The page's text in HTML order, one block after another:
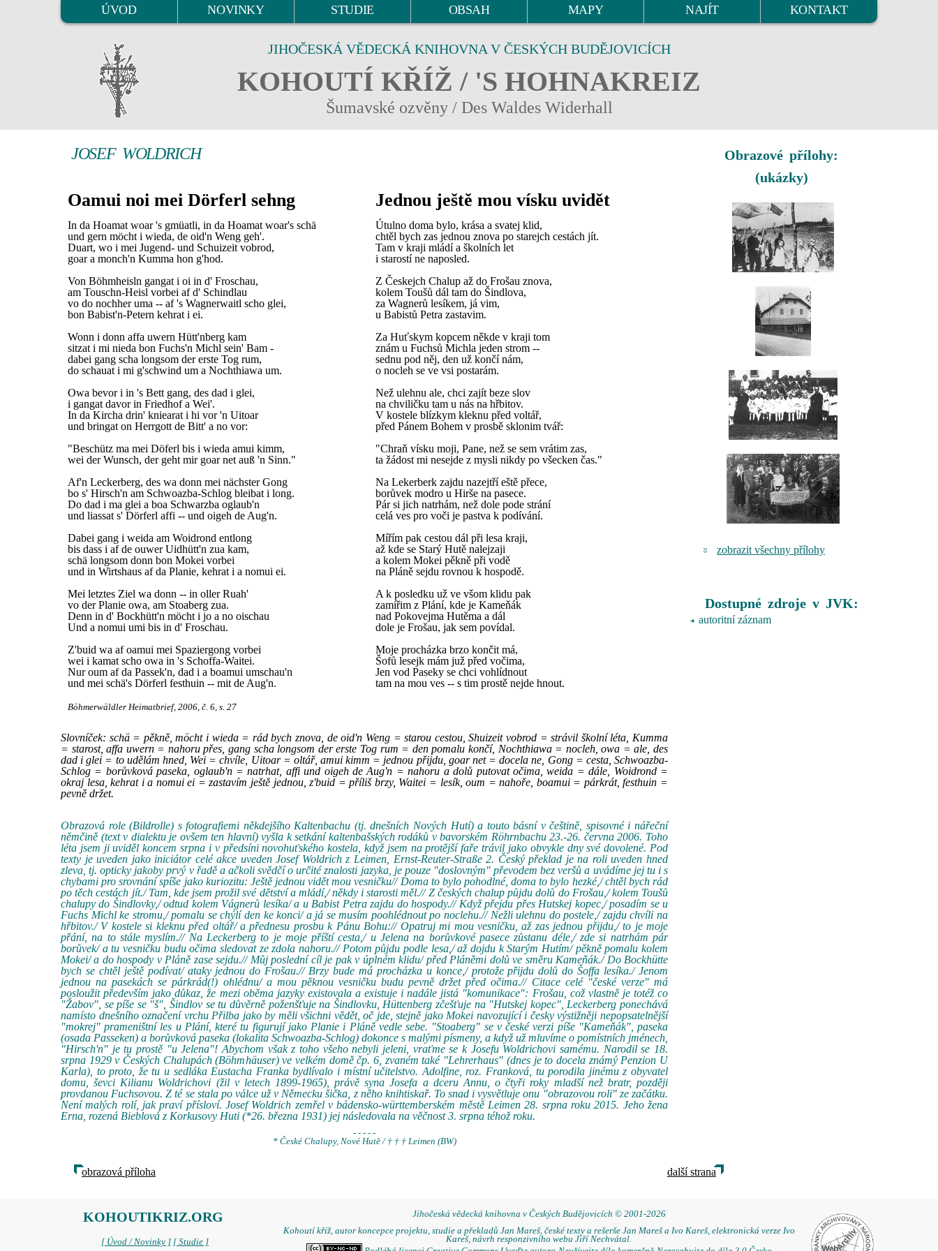
ÚVOD NOVINKY STUDIE OBSAH MAPY NAJÍT KONTAKT
JIHOČESKÁ VĚDECKÁ KNIHOVNA V ČESKÝCH BUDĚJOVICÍCH
KOHOUTÍ KŘÍŽ / 'S HOHNAKREIZ
Šumavské ozvěny / Des Waldes Widerhall
JOSEF WOLDRICH
Oamui noi mei Dörferl sehng
In da Hoamat woar 's gmüatli, in da Hoamat woar's schä
und gern möcht i wieda, de oid'n Weng geh'.
Duart, wo i mei Jugend- und Schuizeit vobrod,
goar a monch'n Kumma hon g'hod.
Von Böhmheisln gangat i oi in d' Froschau,
am Touschn-Heisl vorbei af d' Schindlau
vo do nochher uma -- af 's Wagnerwaitl scho glei,
bon Babist'n-Petern kehrat i ei.
Wonn i donn affa uwern Hütt'nberg kam
sitzat i mi nieda bon Fuchs'n Michl sein' Bam -
dabei gang scha longsom der erste Tog rum,
do schauat i mi g'schwind um a Nochthiawa um.
Owa bevor i in 's Bett gang, des dad i glei,
i gangat davor in Friedhof a Wei'.
In da Kircha drin' kniearat i hi vor 'n Uitoar
und bringat on Herrgott de Bitt' a no vor:
"Beschütz ma mei Döferl bis i wieda amui kimm,
wei der Wunsch, der geht mir goar net auß 'n Sinn."
Af'n Leckerberg, des wa donn mei nächster Gong
bo s' Hirsch'n am Schwoazba-Schlog bleibat i long.
Do dad i ma glei a boa Schwarzba oglaub'n
und liassat s' Dörferl affi -- und oigeh de Aug'n.
Dabei gang i weida am Woidrond entlong
bis dass i af de ouwer Uidhütt'n zua kam,
schä longsom donn bon Mokei vorbei
und in Wirtshaus af da Planie, kehrat i a nomui ei.
Mei letztes Ziel wa donn -- in oller Ruah'
vo der Planie owa, am Stoaberg zua.
Denn in d' Bockhütt'n möcht i jo a no oischau
Und a nomui umi bis in d' Froschau.
Z'buid wa af oamui mei Spaziergong vorbei
wei i kamat scho owa in 's Schoffa-Waitei.
Nur oum af da Passek'n, dad i a boamui umschau'n
und mei schä's Dörferl festhuin -- mit de Aug'n.
Jednou ještě mou vísku uvidět
Útulno doma bylo, krása a svatej klid,
chtěl bych zas jednou znova po starejch cestách jít.
Tam v kraji mládí a školních let
i starostí ne naposled.
Z Českejch Chalup až do Frošau znova,
kolem Toušů dál tam do Šindlova,
za Wagnerů lesíkem, já vim,
u Babistů Petra zastavim.
Za Huťskym kopcem někde v kraji tom
znám u Fuchsů Michla jeden strom --
sednu pod něj, den už končí nám,
o nocleh se ve vsi postarám.
Než ulehnu ale, chci zajít beze slov
na chviličku tam u nás na hřbitov.
V kostele blízkym kleknu před voltář,
před Pánem Bohem v prosbě sklonim tvář:
"Chraň vísku moji, Pane, než se sem vrátim zas,
ta žádost mi nesejde z mysli nikdy po všecken čas."
Na Lekerberk zajdu nazejtří eště přece,
borůvek modro u Hirše na pasece.
Pár si jich natrhám, než dole pode strání
celá ves pro voči je pastva k podívání.
Mířím pak cestou dál při lesa kraji,
až kde se Starý Hutě nalejzaji
a kolem Mokei pěkně při vodě
na Pláně sejdu rovnou k hospodě.
A k posledku už ve všom klidu pak
zamířim z Plání, kde je Kameňák
nad Pokovejma Hutěma a dál
dole je Frošau, jak sem povídal.
Moje procházka brzo končit má,
Šofů lesejk mám juž před vočima,
Jen vod Paseky se chci vohlídnout
tam na mou ves -- s tim prostě nejde hnout.
Böhmerwäldler Heimatbrief, 2006, č. 6, s. 27
Slovníček: schä = pěkně, möcht i wieda = rád bych znova, de oid'n Weng = starou cestou, Shuizeit vobrod = strávil školní léta, Kumma
= starost, affa uwern = nahoru přes, gang scha longsom der erste Tog rum = den pomalu končí, Nochthiawa = nocleh, owa = ale, des
dad i glei = to udělám hned, Wei = chvíle, Uitoar = oltář, amui kimm = jednou přijdu, goar net = docela ne, Gong = cesta, Schwoazba-
Schlog = borůvková paseka, oglaub'n = natrhat, affi und oigeh de Aug'n = nahoru a dolů putovat očima, weida = dále, Woidrond =
okraj lesa, kehrat i a nomui ei = zastavím ještě jednou, z'buid = příliš brzy, Waitei = lesík, oum = nahoře, boamui = párkrát, festhuin =
pevně držet.
Obrazová role (Bildrolle) s fotografiemi někdejšího Kaltenbachu (tj. dnešních Nových Hutí) a touto básní v češtině, spisovné i nářeční
němčině (text v dialektu je ovšem ten hlavní) vyšla k setkání kaltenbašských rodáků v bavorském Röhrnbachu 23.-26. června 2006. Toho
léta jsem ji uviděl koncem srpna i v předsíni novohuťského kostela, když jsem na protější faře trávil jako obvykle dny své dovolené. Pod
texty je uveden jako iniciátor celé akce uveden Josef Woldrich z Leimen, Ernst-Reuter-Straße 2. Český překlad je na roli uveden hned
zleva, tj. opticky jakoby prvý v řadě a ačkoli svědčí o určité znalosti jazyka, je pouze "doslovným" převodem bez veršů a uvádíme jej tu i s
chybami pro srovnání spíše jako kuriozitu: Ještě jednou vidět mou vesničku// Doma to bylo pohodlné, doma to bylo hezké,/ chtěl bych rád
po těch cestách jít./ Tam, kde jsem prožil své dětství a mládí,/ někdy i starosti měl.// Z českých chalup půjdu dolů do Frošau,/ kolem Toušů
chalupy do Šindlovky,/ odtud kolem Vágnerů lesíka/ a u Babist Petra zajdu do hospody.// Když přejdu přes Hutskej kopec,/ posadím se u
Fuchs Michl ke stromu,/ pomalu se chýlí den ke konci/ a já se musím poohlédnout po noclehu.// Nežli ulehnu do postele,/ zajdu chvíli na
hřbitov./ V kostele si kleknu před oltář/ a přednesu prosbu k Pánu Bohu:// Opatruj mi mou vesničku, až zas jednou přijdu,/ to je moje
přání, na to stále myslím.// Na Leckerberg to je moje příští cesta,/ u Jelena na borůvkové pasece zůstanu déle,/ zde si natrhám pár
borůvek/ a tu vesničku budu očima sledovat ze zdola nahoru.// Potom půjdu podle lesa,/ až dojdu k Starým Hutím/ pěkně pomalu kolem
Mokei/ a do hospody v Pláně zase sejdu.// Můj poslední cíl je pak v úplném klidu/ před Pláněmi dolů ve směru Kameňák./ Do Bockhütte
bych se chtěl ještě podívat/ ataky jednou do Frošau.// Brzy bude má procházka u konce,/ protože přijdu dolů do Šoffa lesíka./ Jenom
jednou na pasekách se párkrád(!) ohlédnu/ a mou pěknou vesničku budu pevně držet před očima.// Citace celé "české verze" má
posloužit především jako důkaz, že mezi oběma jazyky existovala a existuje i nadále jistá "komunikace": Frošau, což vlastně je totéž co
"Žabov", se píše se "š", Šindlov se tu důvěrně poženšťuje na Šindlovku, Hüttenberg zčešťuje na "Hutskej kopec", Leckerberg ponechává
namísto dnešního označení vrchu Přilba jako by měli všichni vědět, oč jde, stejně jako Mokei navozující i česky výstižněji nepopsatelnější
"mokrej" prameništní les u Plání, které tu figurují jako Planie i Pláně vedle sebe. "Stoaberg" se v české verzi píše "Kameňák", paseka
(osada Passeken) a borůvková paseka (lokalita Schwoazba-Schlog) dokonce s malými písmeny, a když už mluvíme o pomístních jménech,
"Hirsch'n" je tu prostě "u Jelena"! Abychom však z toho všeho nebyli jeleni, vraťme se k Josefu Woldrichovi samému. Narodil se 18.
srpna 1929 v Českých Chalupách (Böhmhäuser) ve velkém domě čp. 6, zvaném také "Lehrerhaus" (dnes je to docela známý Penzion U
Karla), to proto, že tu u sedláka Eustacha Franka bydlívalo i místní učitelstvo. Adolfine, roz. Franková, tu porodila jinému z obyvatel
domu, ševci Kilianu Woldrichovi (žil v letech 1899-1965), právě syna Josefa a dceru Annu, o čtyři roky mladší než bratr, později
provdanou Fuchsovou. Z té se stala po válce už v Německu šička, z něho knihtiskař. To snad i vysvětluje onu "obrazovou roli" ze začátku.
Není malých rolí, jak praví přísloví. Josef Woldrich zemřel v bádensko-württemberském městě Leimen 28. srpna roku 2015. Jeho žena
Erna, rozená Bieblová z Korkusovy Huti (*26. března 1931) jej následovala na věčnost 3. srpna téhož roku.
- - - - -
* České Chalupy, Nové Hutě / † † † Leimen (BW)
Obrazové přílohy:
(ukázky)
zobrazit všechny přílohy
Dostupné zdroje v JVK:
autoritní záznam
obrazová příloha další strana
KOHOUTIKRIZ.ORG
[ Úvod / Novinky ] [ Studie ]
Jihočeská vědecká knihovna v Českých Budějovicích © 2001-2026
Kohoutí kříž, autor koncepce projektu, studie a překladů Jan Mareš, české texty a rešerše Jan Mareš a Ivo Kareš, elektronická verze Ivo
Kareš, návrh responzivního webu Jiří Nechvátal.